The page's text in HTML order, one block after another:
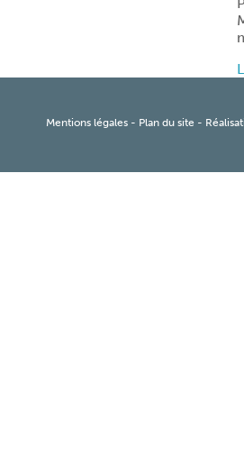
Mentions légales - Plan du site -